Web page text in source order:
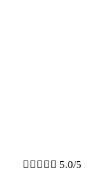
 5.0/5